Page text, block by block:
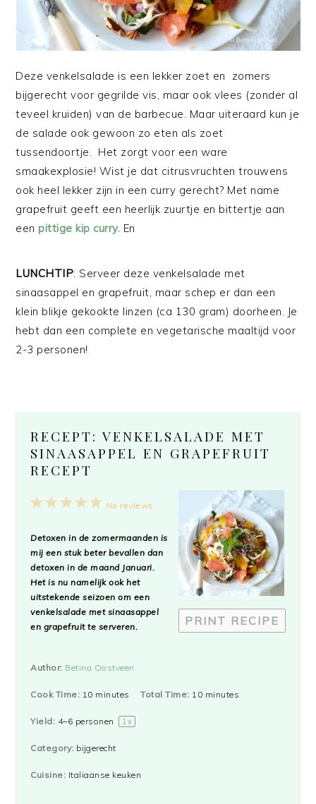
Deze venkelsalade is een lekker zoet en zomers
bijgerecht voor gegrilde vis, maar ook vlees (zonder al
teveel kruiden) van de barbecue. Maar uiteraard kun je
de salade ook gewoon zo eten als zoet
tussendoortje. Het zorgt voor een ware
smaakexplosie! Wist je dat citrusvruchten trouwens
ook heel lekker zijn in een curry gerecht? Met name
grapefruit geeft een heerlijk zuurtje en bittertje aan
eenpittige kip curry. En
LUNCHTIP: Serveer deze venkelsalade met
sinaasappel en grapefruit, maar schep er dan een
klein blikje gekookte linzen (ca 130 gram) doorheen. Je
hebt dan een complete en vegetarische maaltijd voor
2-3 personen!
RECEPT: VENKELSALADE MET
SINAASAPPEL EN GRAPEFRUIT
RECEPT
PRINT RECIPE
5
4
3
2
1
No reviews
Detoxen in de zomermaanden is
mij een stuk beter bevallen dan
detoxen in de maand Januari.
Het is nu namelijk ook het
uitstekende seizoen om een
venkelsalade met sinaasappel
en grapefruit te serveren.
Author: Betina Oostveen
Cook Time: 10 minutes Total Time: 10 minutes
Yield: 4–6 personen 1x
Category: bijgerecht
Cuisine: Italiaanse keuken